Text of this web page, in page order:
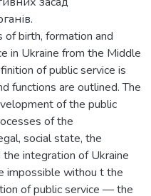
of birth, formation and
in Ukraine from the Middle
of public service is
functions are outlined. The
of the public
of the
social state, the
integration of Ukraine
impossible withou t the
of public service — the